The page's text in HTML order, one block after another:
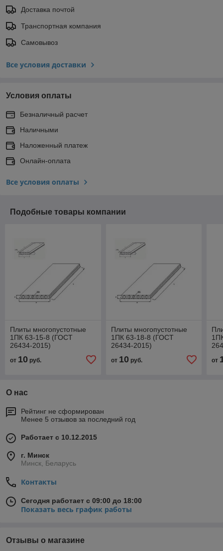
Доставка почтой
Транспортная компания
Самовывоз
Все условия доставки
Условия оплаты
Безналичный расчет
Наличными
Наложенный платеж
Онлайн-оплата
Все условия оплаты
Подобные товары компании
Плиты многопустотные
1ПК 63-15-8 (ГОСТ
26434-2015)
от 10 руб.
Плиты многопустотные
1ПК 63-18-8 (ГОСТ
26434-2015)
от 10руб. от
О нас
Рейтинг не сформирован
Менее 5 отзывов за последний год
Работает с 10.12.2015
г. Минск
Минск, Беларусь
Контакты
Сегодня работает с 09:00 до 18:00
Показать весь график работы
Отзывы о магазине